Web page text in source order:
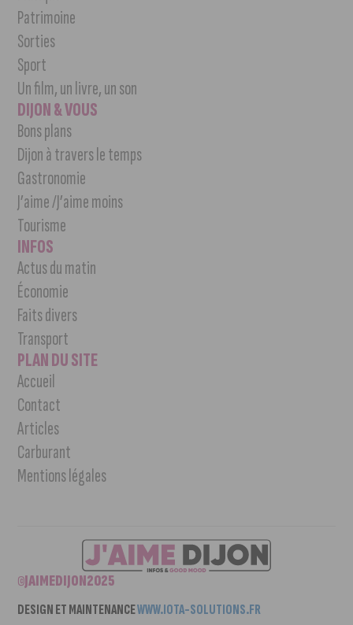
Patrimoine
Sorties
Sport
Un film, un livre, un son
DIJON & VOUS
Bons plans
Dijon à travers le temps
Gastronomie
J’aime /J’aime moins
Tourisme
INFOS
Actus du matin
Économie
Faits divers
Transport
PLAN DU SITE
Accueil
Contact
Articles
Carburant
Mentions légales
©JAIMEDIJON2025
DESIGN ET MAINTENANCEWWW.IOTA-SOLUTIONS.FR